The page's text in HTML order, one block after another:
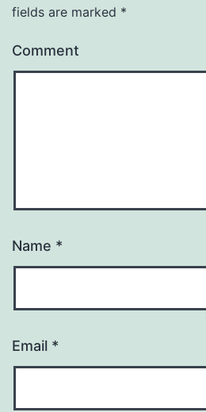
fields are marked *
Comment
Name *
Email *